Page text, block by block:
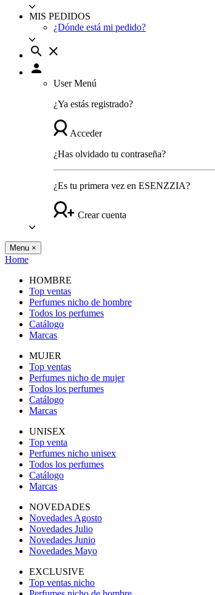
MIS PEDIDOS
¿Dónde está mi pedido?
search close
person
User Menú
¿Ya estás registrado?
Acceder
¿Has olvidado tu contraseña?
¿Es tu primera vez en ESENZZIA?
Crear cuenta
Menu ×
Home
HOMBRE
Top ventas
Perfumes nicho de hombre
Todos los perfumes
Catálogo
Marcas
MUJER
Top ventas
Perfumes nicho de mujer
Todos los perfumes
Catálogo
Marcas
UNISEX
Top venta
Perfumes nicho unisex
Todos los perfumes
Catálogo
Marcas
NOVEDADES
Novedades Agosto
Novedades Julio
Novedades Junio
Novedades Mayo
EXCLUSIVE
Top ventas nicho